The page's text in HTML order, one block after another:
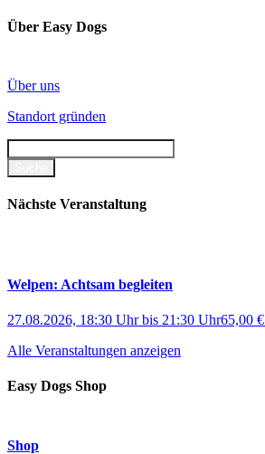
Über Easy Dogs
Über uns
Standort gründen
Nächste Veranstaltung
Welpen: Achtsam begleiten
27.08.2026, 18:30 Uhrbis 21:30 Uhr65,00 €
Alle Veranstaltungen anzeigen
Easy Dogs Shop
Shop